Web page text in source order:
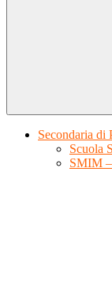
Secondaria di
Scuola
SMIM